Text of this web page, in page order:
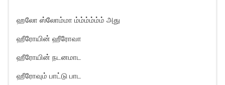
ஹலோ ஸ்லோம்மா ம்ம்ம்ம்ம்ம் அது
ஹீரோயின் ஹீரோவா
ஹீரோயின் நடனமாட
ஹீரோவும் பாட்டு பாட